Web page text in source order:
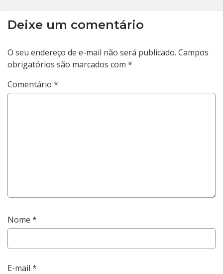
Deixe um comentário
O seu endereço de e-mail não será publicado. Campos
obrigatórios são marcados com *
Comentário *
Nome *
E-mail *